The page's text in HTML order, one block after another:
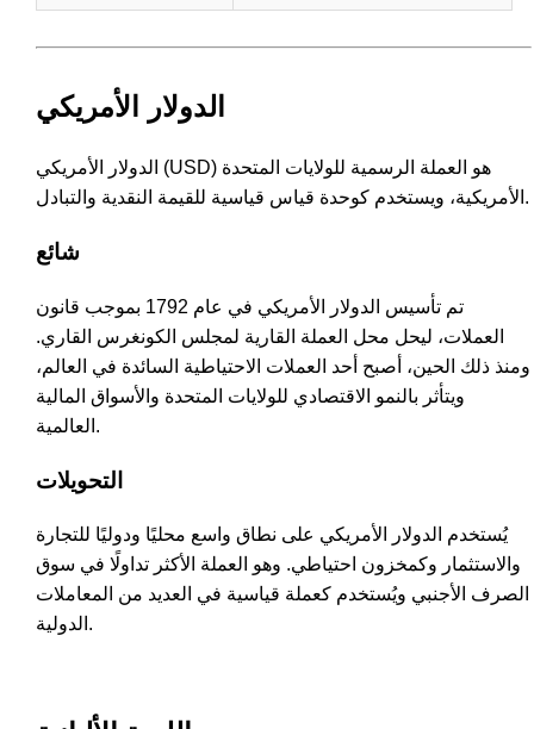
الدولار الأمريكي
الدولار الأمريكي (USD) هو العملة الرسمية للولايات المتحدة
الأمريكية، ويستخدم كوحدة قياس قياسية للقيمة النقدية والتبادل.
شائع
تم تأسيس الدولار الأمريكي في عام 1792 بموجب قانون
العملات، ليحل محل العملة القارية لمجلس الكونغرس القاري.
ومنذ ذلك الحين، أصبح أحد العملات الاحتياطية السائدة في العالم،
ويتأثر بالنمو الاقتصادي للولايات المتحدة والأسواق المالية
العالمية.
التحويلات
يُستخدم الدولار الأمريكي على نطاق واسع محليًا ودوليًا للتجارة
والاستثمار وكمخزون احتياطي. وهو العملة الأكثر تداولًا في سوق
الصرف الأجنبي ويُستخدم كعملة قياسية في العديد من المعاملات
الدولية.